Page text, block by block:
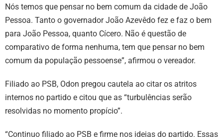
Nós temos que pensar no bem comum da cidade de João
Pessoa. Tanto o governador João Azevêdo fez e faz o bem
para João Pessoa, quanto Cícero. Não é questão de
comparativo de forma nenhuma, tem que pensar no bem
comum da população pessoense”, afirmou o vereador.
Filiado ao PSB, Odon pregou cautela ao citar os atritos
internos no partido e citou que as “turbulências serão
resolvidas no momento propício”.
“Continuo filiado ao PSB e firme nos ideias do partido. Essas